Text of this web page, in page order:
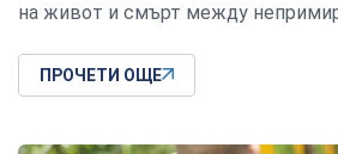
на живот и смърт между
ПРОЧЕТИ ОЩЕ